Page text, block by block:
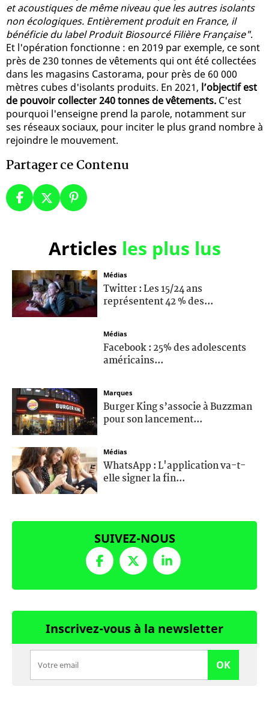
et acoustiques de même niveau que les autres isolants
non écologiques. Entièrement produit en France, il
bénéficie du label Produit Biosourcé Filière Française".
Et l'opération fonctionne : en 2019 par exemple, ce sont
près de 230 tonnes de vêtements qui ont été collectées
dans les magasins Castorama, pour près de 60 000
mètres cubes d'isolants produits. En 2021, l’objectif est
de pouvoir collecter 240 tonnes de vêtements. C'est
pourquoi l'enseigne prend la parole, notamment sur
ses réseaux sociaux, pour inciter le plus grand nombre à
rejoindre le mouvement.
Partager ce Contenu
Articles les plus lus
Médias
Twitter : Les 15/24 ans
représentent 42 % des...
Médias
Facebook : 25% des adolescents
américains...
Marques
Burger King s’associe à Buzzman
pour son lancement...
Médias
WhatsApp : L'application va-t-
elle signer la fin...
SUIVEZ-NOUS
Inscrivez-vous à la newsletter
OK